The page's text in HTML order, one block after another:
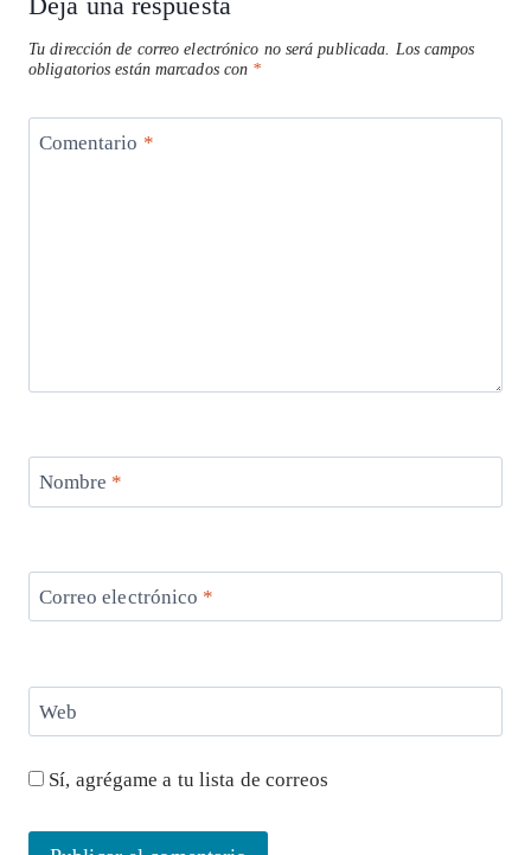
Tu dirección de correo electrónico no será publicada.
Los campos
obligatorios están marcados con *
Comentario *
Nombre *
Correo electrónico *
Web
Sí, agrégame a tu lista de correos